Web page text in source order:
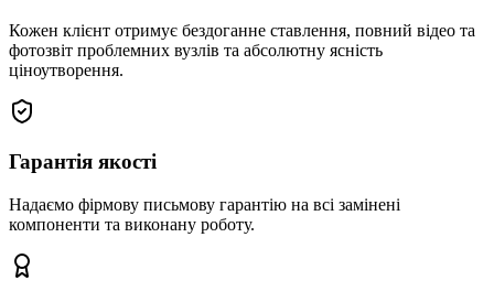
Кожен клієнт отримує бездоганне ставлення, повний відео та
фотозвіт проблемних вузлів та абсолютну ясність
ціноутворення.
Гарантія якості
Надаємо фірмову письмову гарантію на всі замінені
компоненти та виконану роботу.